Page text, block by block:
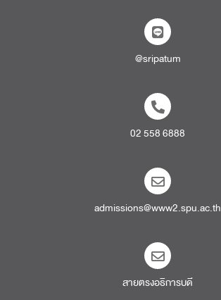
@sripatum
02 558 6888
admissions@www2.spu.ac.th
สายตรงอธิการบดี​